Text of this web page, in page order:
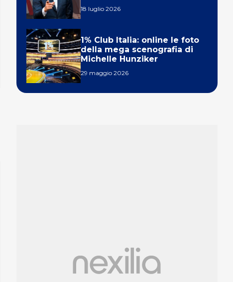
18 luglio 2026
1% Club Italia: online le foto
della mega scenografia di
Michelle Hunziker
29 maggio 2026